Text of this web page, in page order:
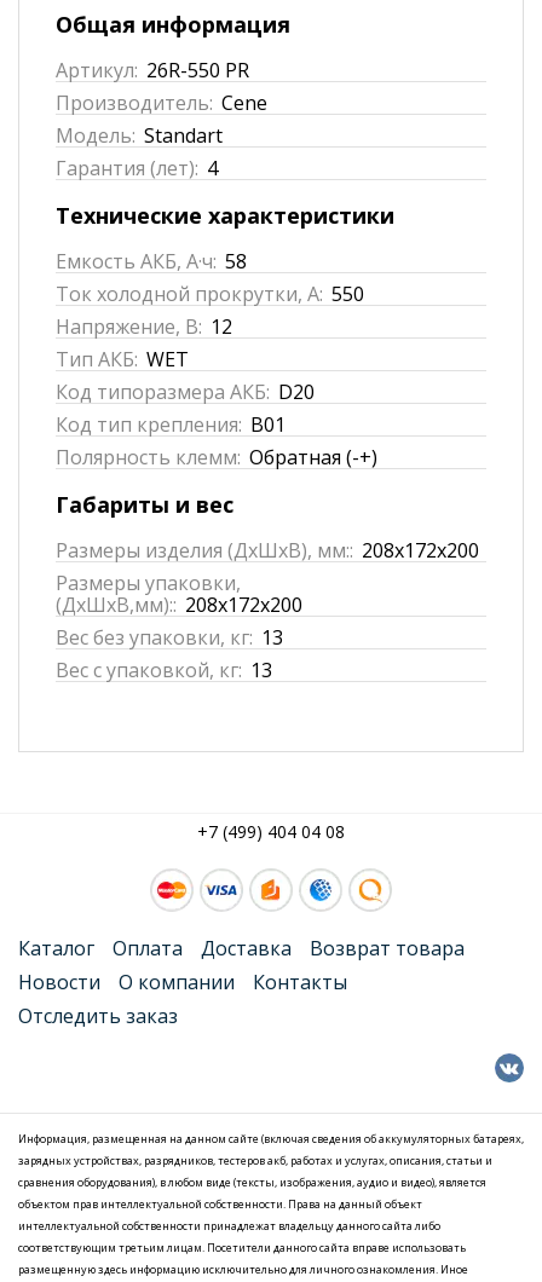
Общая информация
Артикул: 26R-550 PR
Производитель: Cene
Модель: Standart
Гарантия (лет): 4
Технические характеристики
Емкость АКБ, А·ч: 58
Ток холодной прокрутки, А: 550
Напряжение, В: 12
Тип АКБ: WET
Код типоразмера АКБ: D20
Код тип крепления: B01
Полярность клемм: Обратная (-+)
Габариты и вес
Размеры изделия (ДхШхВ), мм:: 208x172x200
Размеры упаковки,
(ДхШхВ,мм):: 208x172x200
Вес без упаковки, кг: 13
Вес с упаковкой, кг: 13
+7 (499) 404 04 08
Каталог Оплата Доставка
Возврат товара
Новости
О компании
Контакты
Отследить заказ
Информация, размещенная на данном сайте (включая сведения об аккумуляторных батареях,
зарядных устройствах, разрядников, тестеров акб, работах и услугах, описания, статьи и
сравнения оборудования), в любом виде (тексты, изображения, аудио и видео), является
объектом прав интеллектуальной собственности. Права на данный объект
интеллектуальной собственности принадлежат владельцу данного сайта либо
соответствующим третьим лицам. Посетители данного сайта вправе использовать
размещенную здесь информацию исключительно для личного ознакомления. Иное